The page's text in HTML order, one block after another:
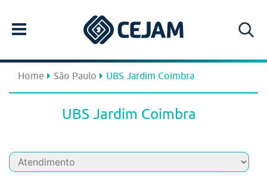
Home São Paulo UBS Jardim Coimbra
UBS Jardim Coimbra